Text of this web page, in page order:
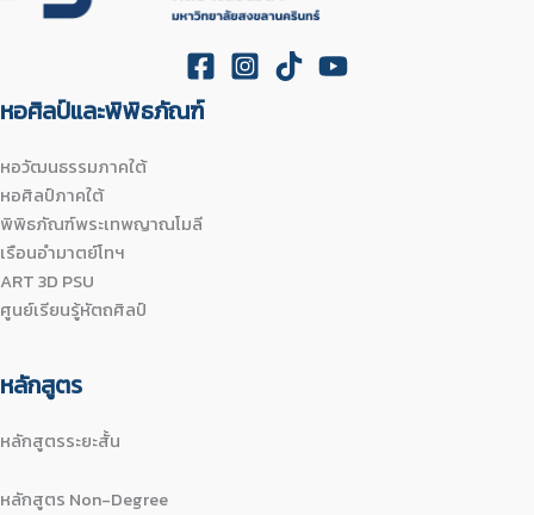
หอศิลป์และพิพิธภัณฑ์
หอวัฒนธรรมภาคใต้
หอศิลป์ภาคใต้
พิพิธภัณฑ์พระเทพญาณโมลี
เรือนอำมาตย์โทฯ
ART 3D PSU
ศูนย์เรียนรู้หัตถศิลป์
หลักสูตร
หลักสูตรระยะสั้น
หลักสูตร Non-Degree